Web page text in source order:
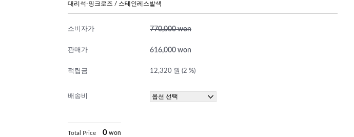
대리석-핑크로즈 / 스테인레스발색
소비자가 770,000 won
판매가 616,000 won
적립금 12,320 원 (2 %)
배송비
Total Price 0 won